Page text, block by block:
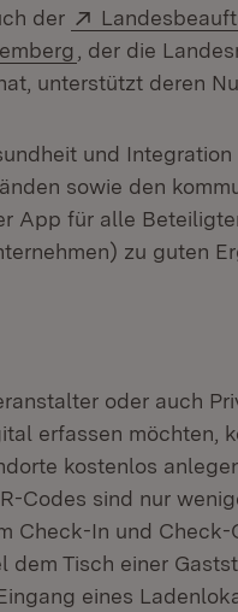
der
Extern:
(Öffnet in
, der die
unterstützt deren
und
sowie den
App für alle
zu guten
oder auch
erfassen möchten,
kostenlos
Codes sind nur
Check-In und Check-
dem Tisch einer
eines